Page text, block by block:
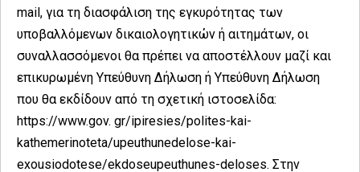
mail, για τη διασφάλιση της εγκυρότητας των
υποβαλλόμενων δικαιολογητικών ή αιτημάτων, οι
συναλλασσόμενοι θα πρέπει να αποστέλλουν μαζί και
επικυρωμένη Υπεύθυνη Δήλωση ή Υπεύθυνη Δήλωση
που θα εκδίδουν από τη σχετική ιστοσελίδα:
https://www.gov. gr/ipiresies/polites-kai-
kathemerinoteta/upeuthunedelose-kai-
exousiodotese/ekdoseupeuthunes-deloses. Στην